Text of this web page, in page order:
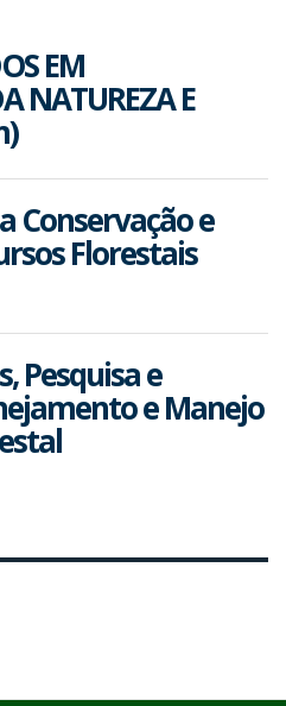
EM
NATUREZA E
Conservação e
Florestais
Pesquisa e
e Manejo